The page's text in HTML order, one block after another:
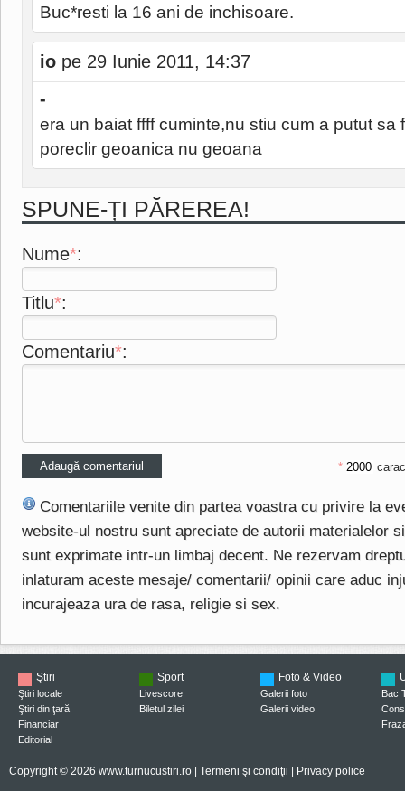
Buc*resti la 16 ani de inchisoare.
io pe 29 Iunie 2011, 14:37
-
era un baiat ffff cuminte,nu stiu cum a putut sa
poreclir geoanica nu geoana
SPUNE-ȚI PĂREREA!
Nume*:
Titlu*:
Comentariu*:
*
Comentariile venite din partea voastra cu privire la
website-ul nostru sunt apreciate de autorii materialelor
sunt exprimate intr-un limbaj decent. Ne rezervam
inlaturam aceste mesaje/ comentarii/ opinii care aduc
incurajeaza ura de rasa, religie si sex.
Ştiri
Ştiri locale
Ştiri din ţară
Financiar
Editorial
Sport
Livescore
Biletul zilei
Foto & Video
Galerii foto
Galerii video
Bac
Copyright © 2026 www.turnucustiri.ro | Termeni şi condiţii Privacy police